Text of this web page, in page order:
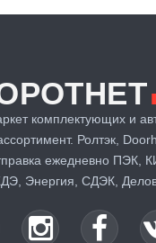
комплектующих и
Ролтэк,
ежедневно ПЭК,
Энергия, СДЭК,